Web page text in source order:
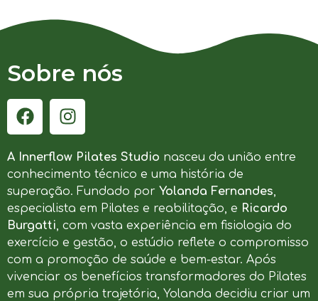
Sobre nós
A Innerflow Pilates Studio nasceu da união entre
conhecimento técnico e uma história de
superação. Fundado por Yolanda Fernandes,
especialista em Pilates e reabilitação, e Ricardo
Burgatti, com vasta experiência em fisiologia do
exercício e gestão, o estúdio reflete o compromisso
com a promoção de saúde e bem-estar. Após
vivenciar os benefícios transformadores do Pilates
em sua própria trajetória, Yolanda decidiu criar um